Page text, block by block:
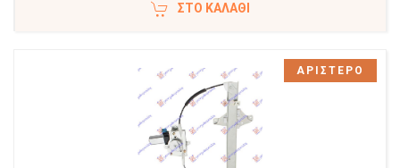
ΣΤΟ ΚΑΛΆΘΙ
ΑΡΙΣΤΕΡΟ